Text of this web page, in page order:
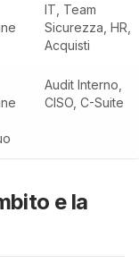
IT, Team
Sicurezza, HR,
Acquisti
Audit Interno,
CISO, C-Suite
e la